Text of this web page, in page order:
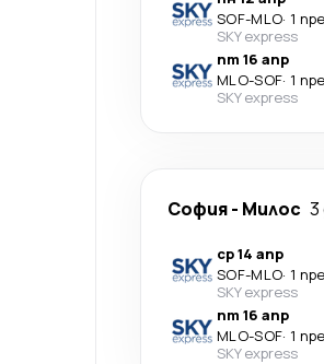
SOF-MLO· 1
SKY express
пт 16 апр
MLO-SOF· 1
SKY express
София- Милос 3
ср 14 апр
SOF-MLO· 1
SKY express
пт 16 апр
MLO-SOF· 1
SKY express